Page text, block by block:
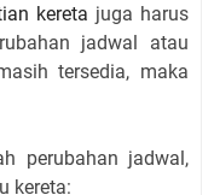
kereta juga harus
jadwal atau
tersedia, maka
perubahan jadwal,
kereta: